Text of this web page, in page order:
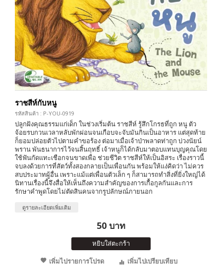
ราชสีห์กับหนู
รหัสสินค้า : P-YOU-0919
ปลูกฝังคุณธรรมแก่เด็ก ในช่วงเริ่มต้น ราชสีห์ รู้สึกโกรธที่ถูก หนู ตัว
จ้อยรบกวนเวลาหลับพักผ่อนจนเกือบจะจับมันกินเป็นอาหาร แต่สุดท้าย
ก็ยอมปล่อยตัวไปตามคำขอร้อง ต่อมาเมื่อเจ้าป่าพลาดท่าถูก บ่วงนัยน์
พราน พันธนาการไว้จนสิ้นฤทธิ์ เจ้าหนูก็ได้กลับมาตอบแทนบุญคุณโดย
ใช้ฟันกัดแทะเชือกจนขาดเพื่อ ช่วยชีวิต ราชสีห์ให้เป็นอิสระ เรื่องราวนี้
จบลงด้วยการที่สัตว์ทั้งสองกลายเป็นเพื่อนกัน พร้อมให้แง่คิดว่า ไม่ควร
สบประมาทผู้อื่น เพราะแม้แต่เพื่อนตัวเล็ก ๆ ก็สามารถทำสิ่งที่ยิ่งใหญ่ได้
นิทานเรื่องนี้จึงสื่อให้เห็นถึงความสำคัญของการเกื้อกูลกันและการ
รักษาคำพูดโดยไม่ตัดสินคนจากรูปลักษณ์ภายนอก
ดูรายละเอียดเพิ่มเติม
50 บาท
หยิบใส่ตะกร้า
เพิ่มไปรายการโปรด
เพิ่มไปเปรียบเทียบ